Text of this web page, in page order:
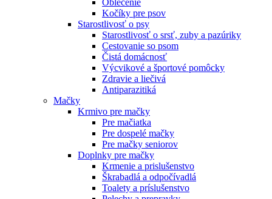
Kočíky pre psov
Starostlivosť o psy
Starostlivosť o srsť, zuby a pazúriky
Cestovanie so psom
Čistá domácnosť
Výcvikové a športové pomôcky
Zdravie a liečivá
Antiparazitiká
Mačky
Krmivo pre mačky
Pre mačiatka
Pre dospelé mačky
Pre mačky seniorov
Doplnky pre mačky
Krmenie a prislušenstvo
Škrabadlá a odpočívadlá
Toalety а príslušenstvo